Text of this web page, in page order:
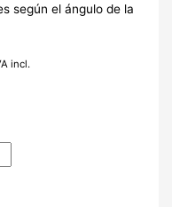
según el ángulo de la
incl.